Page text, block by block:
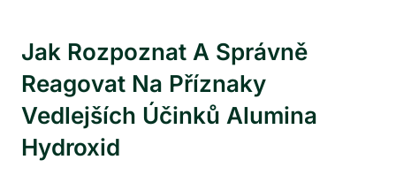
Jak Rozpoznat A Správně
Reagovat Na Příznaky
Vedlejších Účinků Alumina
Hydroxid